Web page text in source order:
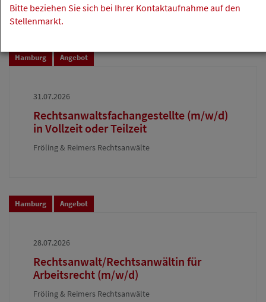
Hamburg Angebot
31.07.2026
Rechtsanwaltsfachangestellte (m/w/d)
in Vollzeit oder Teilzeit
Fröling & Reimers Rechtsanwälte
Hamburg Angebot
28.07.2026
Rechtsanwalt/Rechtsanwältin für
Arbeitsrecht (m/w/d)
Fröling & Reimers Rechtsanwälte
Bitte beziehen Sie sich bei Ihrer Kontaktaufnahme auf den
Stellenmarkt.